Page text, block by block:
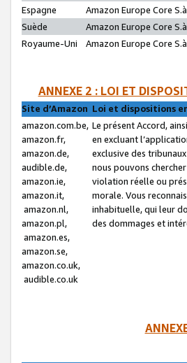
Espagne
Amazon Europe Core
Suède
Amazon Europe Core
Royaume-Uni
Amazon Europe Core
ANNEXE 2 : LOI ET
Site d’Amazon Loi et dispositions
amazon.com.be,
amazon.fr,
amazon.de,
audible.de,
amazon.ie,
amazon.it,
amazon.nl,
amazon.pl,
amazon.es,
amazon.se,
amazon.co.uk,
audible.co.uk
Le présent Accord,
en excluant
exclusive des
nous pouvons
violation réelle ou
morale. Vous
inhabituelle, qui leur
des dommages et